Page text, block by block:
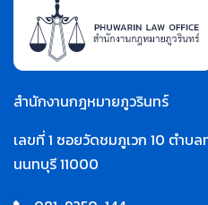
สำนักงานกฎหมายภูวรินทร์
เลขที่ 1 ซอยวัดชมภูเวก 10 ตำบล
นนทบุรี 11000